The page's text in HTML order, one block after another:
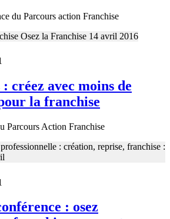
du Parcours action Franchise
créez avec moins de
la franchise
Parcours Action Franchise
: osez